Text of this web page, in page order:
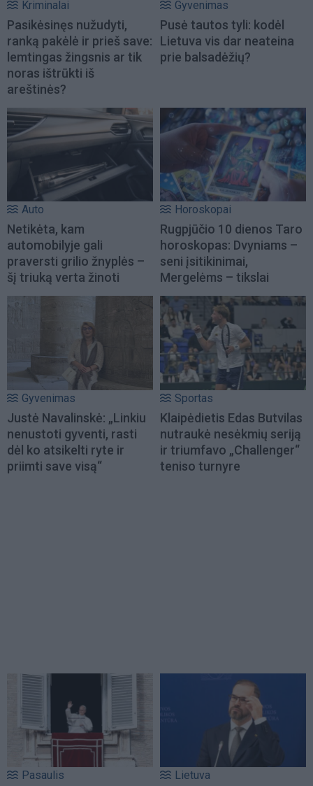
Kriminalai
Pasikėsinęs nužudyti,
ranką pakėlė ir prieš save:
lemtingas žingsnis ar tik
noras ištrūkti iš
areštinės?
Gyvenimas
Pusė tautos tyli: kodėl
Lietuva vis dar neateina
prie balsadėžių?
Auto
Netikėta, kam
automobilyje gali
praversti grilio žnyplės –
šį triuką verta žinoti
Horoskopai
Rugpjūčio 10 dienos Taro
horoskopas: Dvyniams –
seni įsitikinimai,
Mergelėms – tikslai
Gyvenimas
Justė Navalinskė: „Linkiu
nenustoti gyventi, rasti
dėl ko atsikelti ryte ir
priimti save visą“
Sportas
Klaipėdietis Edas Butvilas
nutraukė nesėkmių seriją
ir triumfavo „Challenger“
teniso turnyre
Pasaulis Lietuva